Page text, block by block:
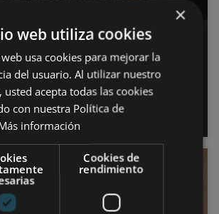
vs de
¿cuál es mejor para
jugar?
DISPOSITIVOS
×
web utiliza cookies
usa cookies para mejorar la
del usuario. Al utilizar nuestro
usted acepta todas las cookies
con nuestra Política de
información
Cookies de
rendimiento